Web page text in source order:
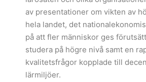
av presentationer om vikten av
hela landet, det
på att fler människor ges
studera på högre nivå samt en
kvalitetsfrågor kopplade till
lärmiljöer.